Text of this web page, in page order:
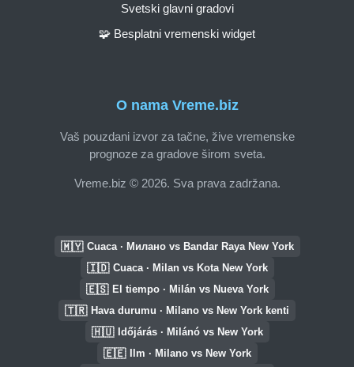
O nama Vreme.biz
Vaš pouzdani izvor za tačne, žive vremenske
prognoze za gradove širom sveta.
Vreme.biz © 2026. Sva prava zadržana.
Svetski glavni gradovi
🧩 Besplatni vremenski widget
🇲🇾 Cuaca · Милано vs Bandar Raya New York
🇮🇩 Cuaca · Milan vs Kota New York
🇪🇸 El tiempo · Milán vs Nueva York
🇹🇷 Hava durumu · Milano vs New York kenti
🇭🇺 Időjárás · Milánó vs New York
🇪🇪 Ilm · Milano vs New York